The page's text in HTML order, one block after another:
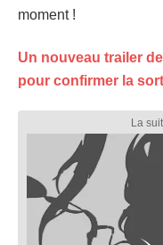
moment !
Un nouveau trailer
pour confirmer la